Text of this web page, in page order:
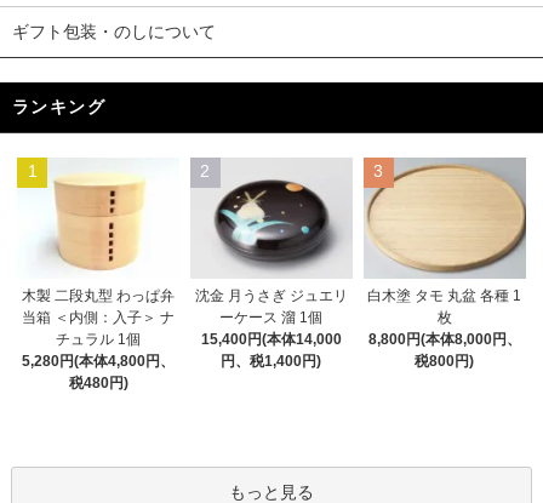
ギフト包装・のしについて
ランキング
1
木製 二段丸型 わっぱ弁
当箱 ＜内側：入子＞ ナ
チュラル 1個
5,280円(本体4,800円、
税480円)
2
沈金 月うさぎ ジュエリ
ーケース 溜 1個
15,400円(本体14,000
円、税1,400円)
3
白木塗 タモ 丸盆 各種 1
枚
8,800円(本体8,000円、
税800円)
もっと見る